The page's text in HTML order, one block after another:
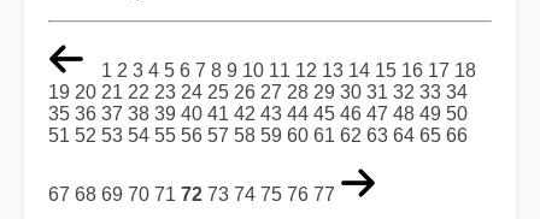
1 2 3 4 5 6 7 8 9 10 11 12 13 14 15 16 17 18
19 20 21 22 23 24 25 26 27 28 29 30 31 32 33 34
35 36 37 38 39 40 41 42 43 44 45 46 47 48 49 50
51 52 53 54 55 56 57 58 59 60 61 62 63 64 65 66
67 68 69 70 71 72 73 74 75 76 77